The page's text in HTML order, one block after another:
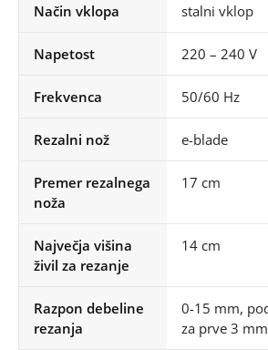
Način vklopa stalni vklop
Napetost 220 – 240 V
Frekvenca 50/60 Hz
Rezalni nož e-blade
Premer rezalnega
noža
17 cm
Največja višina
živil za rezanje
14 cm
Razpon debeline
rezanja
0-15 mm,
za prve 3 mm